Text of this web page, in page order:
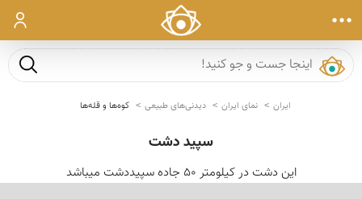
ورود
جست و
ایران نمای ایران دیدنی‌های طبیعی کوه‌ها و قله‌ها
سپید دشت
این دشت در کیلومتر 50 جاده سپیددشت میباشد